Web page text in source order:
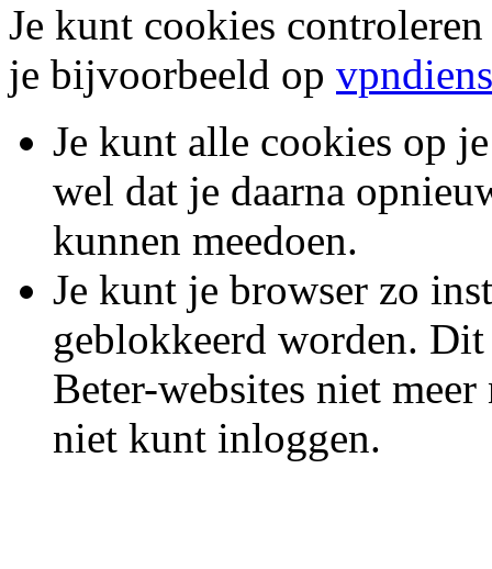
Je kunt cookies
je bijvoorbeeld op
Je kunt alle cookies op
wel dat je daarna
kunnen meedoen.
Je kunt je browser zo
geblokkeerd worden.
Beter-websites niet
niet kunt inloggen.